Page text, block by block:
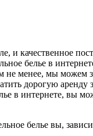
и качественное
белье в
менее, мы можем
дорогую
в интернете, вы
белье вы,